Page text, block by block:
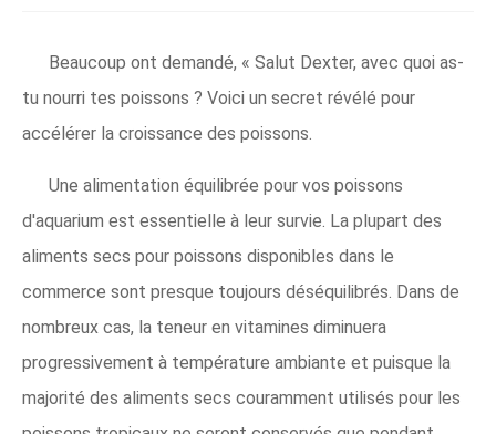
Beaucoup ont demandé, « Salut Dexter, avec quoi as-
tu nourri tes poissons ? Voici un secret révélé pour
accélérer la croissance des poissons.
Une alimentation équilibrée pour vos poissons
d'aquarium est essentielle à leur survie. La plupart des
aliments secs pour poissons disponibles dans le
commerce sont presque toujours déséquilibrés. Dans de
nombreux cas, la teneur en vitamines diminuera
progressivement à température ambiante et puisque la
majorité des aliments secs couramment utilisés pour les